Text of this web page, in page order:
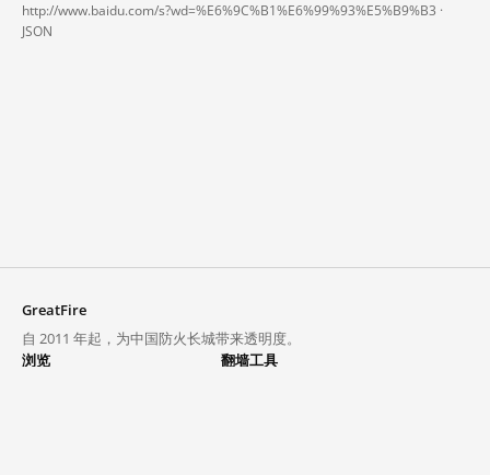
http://www.baidu.com/s?wd=%E6%9C%B1%E6%99%93%E5%B9%B3 ·
JSON
GreatFire
自 2011 年起，为中国防火长城带来透明度。
浏览
翻墙工具